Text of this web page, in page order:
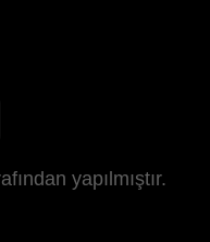
yapılmıştır.